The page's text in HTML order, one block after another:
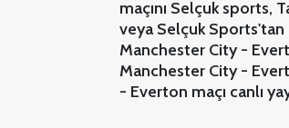
maçını Selçuk sports,
veya Selçuk Sports'tan
Manchester City -
Manchester City -
- Everton maçı canlı